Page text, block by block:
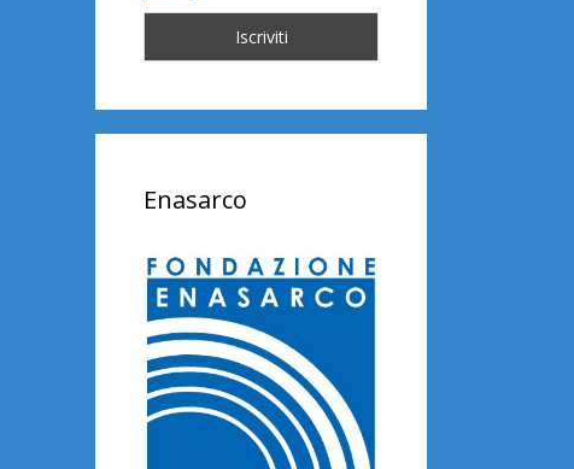
Enasarco